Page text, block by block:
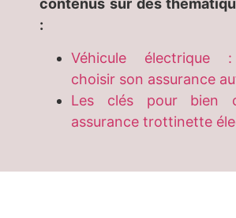
contenus sur des
:
Véhicule électrique
choisir son assurance
Les clés pour bien
assurance trottinette